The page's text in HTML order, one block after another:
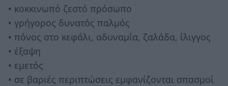
• κοκκινωπό ζεστό πρόσωπο
• γρήγορος δυνατός παλμός
• πόνος στο κεφάλι, αδυναμία, ζαλάδα, ίλιγγος
• έξαψη
• εμετός
• σε βαριές περιπτώσεις εμφανίζονται σπασμοί